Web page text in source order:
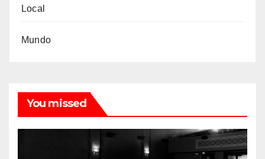
Local
Mundo
You missed